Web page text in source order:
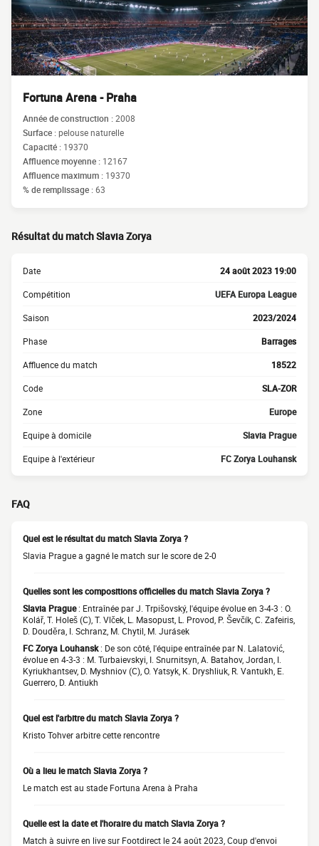
Fortuna Arena - Praha
Année de construction :2008
Surface :pelouse naturelle
Capacité : 19370
Affluence moyenne : 12167
Affluence maximum : 19370
% de remplissage :63
Résultat du match Slavia Zorya
Date 24 août 2023 19:00
Compétition UEFA Europa League
Saison 2023/2024
Phase Barrages
Affluence du match 18522
Code SLA-ZOR
Zone Europe
Equipe à domicile Slavia Prague
Equipe à l'extérieur FC Zorya Louhansk
FAQ
Quel est le résultat du match Slavia Zorya ?
Slavia Prague a gagné le match sur le score de 2-0
Quelles sont les compositions officielles du match Slavia Zorya ?
Slavia Prague: Entraînée par J. Trpišovský, l'équipe évolue en 3-4-3 : O.
Kolář, T. Holeš (C), T. Vlček, L. Masopust, L. Provod, P. Ševčík, C. Zafeiris,
D. Douděra, I. Schranz, M. Chytil, M. Jurásek
FC Zorya Louhansk: De son côté, l'équipe entraînée par N. Lalatović,
évolue en 4-3-3 : M. Turbaievskyi, I. Snurnitsyn, A. Batahov, Jordan, I.
Kyriukhantsev, D. Myshniov (C), O. Yatsyk, K. Dryshliuk, R. Vantukh, E.
Guerrero, D. Antiukh
Quel est l'arbitre du match Slavia Zorya ?
Kristo Tohver arbitre cette rencontre
Où a lieu le match Slavia Zorya ?
Le match est au stade Fortuna Arena à Praha
Quelle est la date et l'horaire du match Slavia Zorya ?
Match à suivre en live sur Footdirect le 24 août 2023, Coup d'envoi